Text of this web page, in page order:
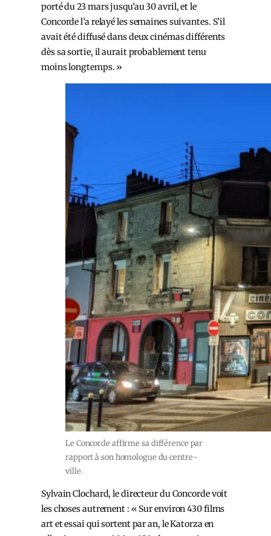
porté du 23 mars jusqu’au 30 avril, et le
Concorde l’a relayé les semaines suivantes. S’il
avait été diffusé dans deux cinémas différents
dès sa sortie, il aurait probablement tenu
moins longtemps. »
Le Concorde affirme sa différence par
rapport à son homologue du centre-
ville.
Sylvain Clochard, le directeur du Concorde voit
les choses autrement : « Sur environ 430 films
art et essai qui sortent par an, le Katorza en